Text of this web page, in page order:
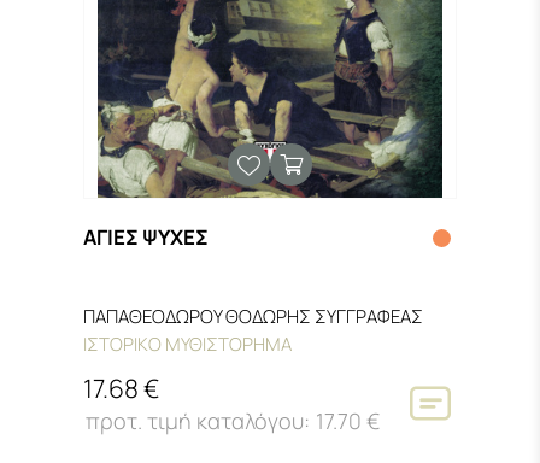
ΑΓΙΕΣ ΨΥΧΕΣ
ΠΑΠΑΘΕΟΔΩΡΟΥ ΘΟΔΩΡΗΣ ΣΥΓΓΡΑΦΕΑΣ
ΙΣΤΟΡΙΚΟ ΜΥΘΙΣΤΟΡΗΜΑ
17.68 €
17.70 €